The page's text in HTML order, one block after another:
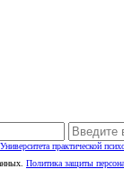
практической
Политика защиты